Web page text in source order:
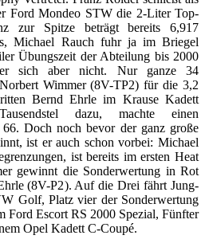
Ford Mondeo STW die 2-Liter Top-
zur Spitze beträgt bereits 6,917
Michael Rauch fuhr ja im Briegel
Übungszeit der Abteilung bis 2000
sich aber nicht. Nur ganze 34
Wimmer (8V-TP2) für die 3,2
Bernd Ehrle im Krause Kadett
dazu, machte einen
66. Doch noch bevor der ganz große
ist er auch schon vorbei: Michael
ist bereits im ersten Heat
gewinnt die Sonderwertung in Rot
(8V-P2). Auf die Drei fährt Jung-
Golf, Platz vier der Sonderwertung
Ford Escort RS 2000 Spezial, Fünfter
Opel Kadett C-Coupé.